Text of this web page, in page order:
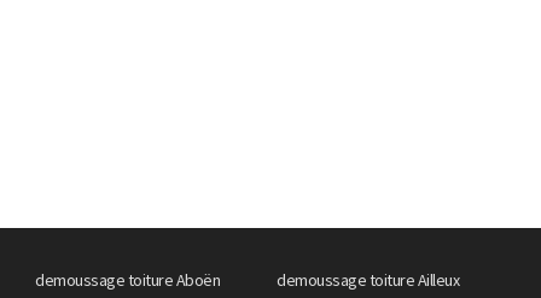
demoussage toiture Aboën
demoussage toiture Ailleux